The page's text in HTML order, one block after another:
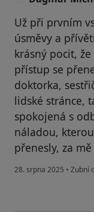
Už při prvním
úsměvy a
krásný pocit,
přístup se
doktorka,
lidské stránce,
spokojená s
náladou,
přenesly, za
28. srpna 2025 • Zubní